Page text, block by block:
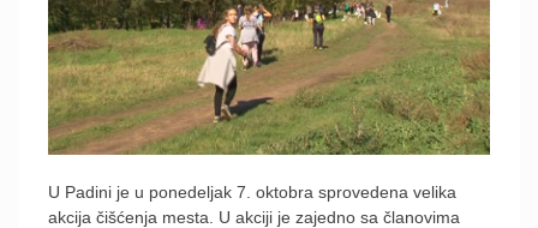
U Padini je u ponedeljak 7. oktobra sprovedena velika
akcija čišćenja mesta. U akciji je zajedno sa članovima